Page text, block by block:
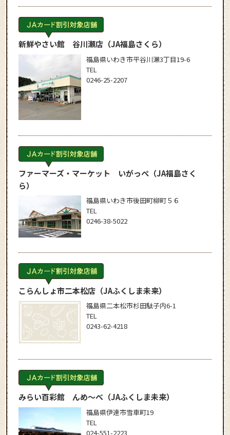
新鮮やさい館 谷川瀬店（JA福島さくら）
福島県いわき市平谷川瀬3丁目19-6
TEL
0246-25-2207
ファーマーズ・マーケット いがっぺ（JA福島さく
ら）
福島県いわき市後田町柳町５６
TEL
0246-38-5022
こらんしょ市二本松店（JAふくしま未来）
福島県二本松市杉田駄子内6-1
TEL
0243-62-4218
みらい百彩館 んめ～べ（JAふくしま未来）
福島県伊達市雪車町19
TEL
024-551-2223